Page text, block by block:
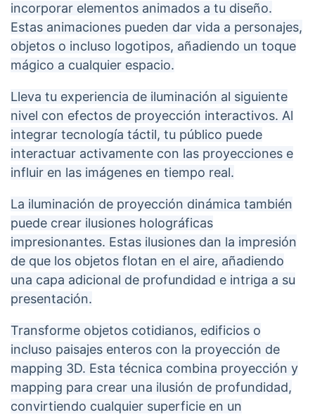
incorporar elementos animados a tu diseño.
Estas animaciones pueden dar vida a personajes,
objetos o incluso logotipos, añadiendo un toque
mágico a cualquier espacio.
Lleva tu experiencia de iluminación al siguiente
nivel con efectos de proyección interactivos. Al
integrar tecnología táctil, tu público puede
interactuar activamente con las proyecciones e
influir en las imágenes en tiempo real.
La iluminación de proyección dinámica también
puede crear ilusiones holográficas
impresionantes. Estas ilusiones dan la impresión
de que los objetos flotan en el aire, añadiendo
una capa adicional de profundidad e intriga a su
presentación.
Transforme objetos cotidianos, edificios o
incluso paisajes enteros con la proyección de
mapping 3D. Esta técnica combina proyección y
mapping para crear una ilusión de profundidad,
convirtiendo cualquier superficie en un